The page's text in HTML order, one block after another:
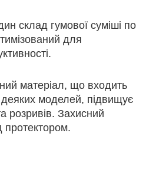
склад гумової суміші по
для
матеріал, що входить
моделей, підвищує
розривів. Захисний
протектором.